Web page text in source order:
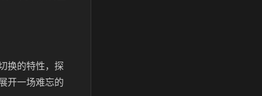
换的特性，探
开一场难忘的